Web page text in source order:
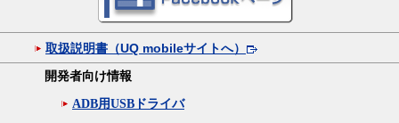
取扱説明書（UQ mobileサイトへ）
開発者向け情報
ADB用USBドライバ